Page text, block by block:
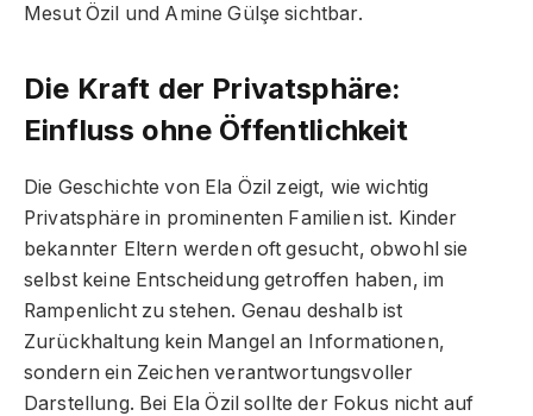
Mesut Özil und Amine Gülşe sichtbar.
Die Kraft der Privatsphäre:
Einfluss ohne Öffentlichkeit
Die Geschichte von Ela Özil zeigt, wie wichtig
Privatsphäre in prominenten Familien ist. Kinder
bekannter Eltern werden oft gesucht, obwohl sie
selbst keine Entscheidung getroffen haben, im
Rampenlicht zu stehen. Genau deshalb ist
Zurückhaltung kein Mangel an Informationen,
sondern ein Zeichen verantwortungsvoller
Darstellung. Bei Ela Özil sollte der Fokus nicht auf